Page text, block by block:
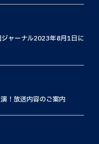
ジャーナル2023年8月1日に
！放送内容のご案内